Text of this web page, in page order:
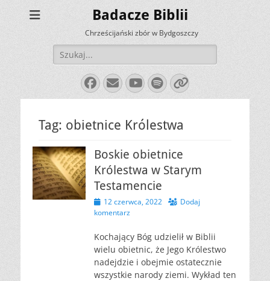
Badacze Biblii
Chrześcijański zbór w Bydgoszczy
Szukaj:
Facebook
E-
mail
YouTube
Spotify
Link
Tag: obietnice Królestwa
Boskie obietnice
Królestwa w Starym
Testamencie
Opublikowano
12 czerwca, 2022
Dodaj
komentarz
Kochający Bóg udzielił w Biblii
wielu obietnic, że Jego Królestwo
nadejdzie i obejmie ostatecznie
wszystkie narody ziemi. Wykład ten